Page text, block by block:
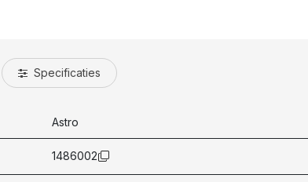
Specificaties
Astro
1486002